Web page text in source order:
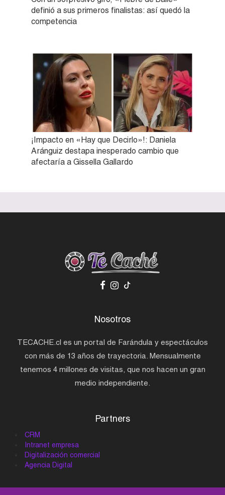
definió a sus primeros finalistas: así quedó la
competencia
¡Impacto en «Hay que Decirlo»!: Daniela
Aránguiz destapa inesperado cambio que
afectaría a Gissella Gallardo
Nosotros
TECACHE.cl es un portal de Farándula y espectáculos
con más de 13 años de trayectoria. Mensualmente
tenemos 4 millones de visitas, que nos hacen un gran
medio independiente.
Partners
CRM
Intranet empresa
Digitalización comercial
Agencia Digital